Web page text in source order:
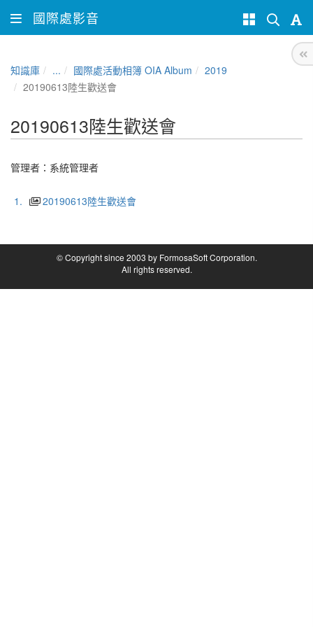
國際處影音
知識庫 ... 國際處活動相簿 OIA Album
2019
20190613陸生歡送會
20190613陸生歡送會
管理者： 系統管理者
1. 20190613陸生歡送會
© Copyright since 2003 by FormosaSoft Corporation.
All rights reserved.